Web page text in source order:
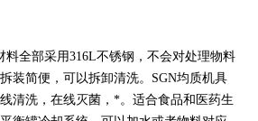
料全部采用316L不锈钢，不会对处理物料
装简便，可以拆卸清洗。SGN均质机具
清洗，在线灭菌，*。适合食品和医药生